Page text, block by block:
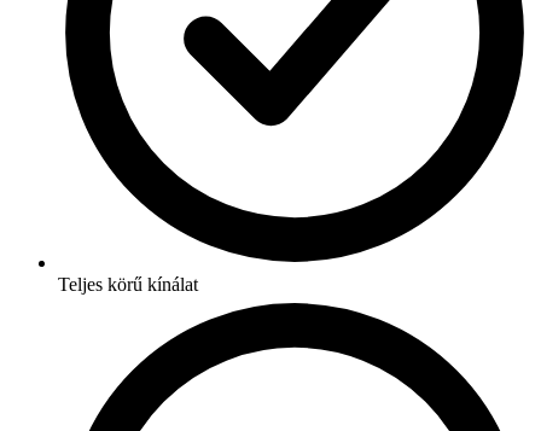
Teljes körű kínálat